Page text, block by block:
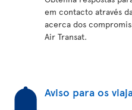
em contacto através
acerca dos
Air Transat.
Aviso para os